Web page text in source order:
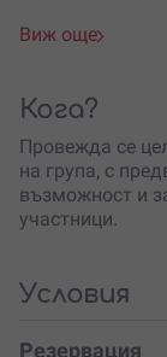
Какво
дегустационни
Анаеробни
магията на
уникални
японската
добавя
два вида
Виж още
Кога?
Провежда се
на група, с
възможност и
участници.
Условия
Резервация